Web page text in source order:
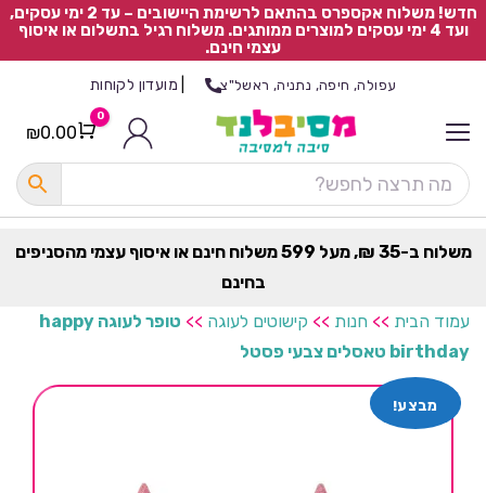
חדש! משלוח אקספרס בהתאם לרשימת היישובים – עד 2 ימי עסקים,
ועד 4 ימי עסקים למוצרים ממותגים. משלוח רגיל בתשלום או איסוף
עצמי חינם.
עפולה, חיפה, נתניה, ראשל"צ מועדון לקוחות
Cart
0
₪0.00
משלוח ב-35 ₪, מעל 599 משלוח חינם או איסוף עצמי מהסניפים
בחינם
עמוד הבית >> חנות >> קישוטים לעוגה >>
טופר לעוגה happy
birthday טאסלים צבעי פסטל
מבצע!